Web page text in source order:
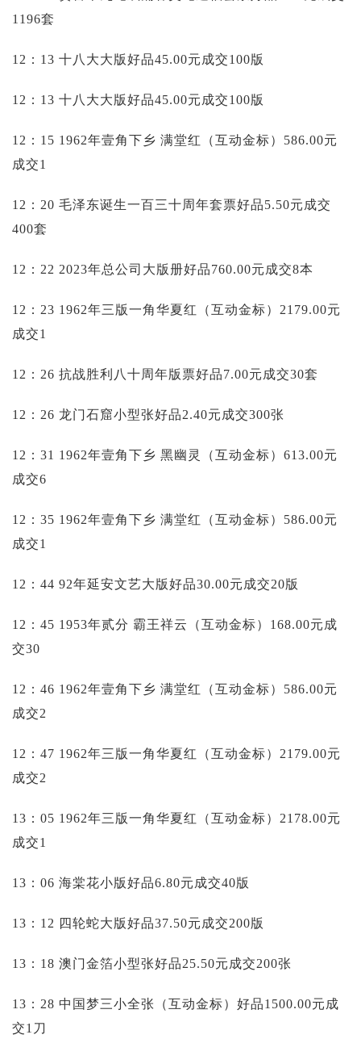
1196套
12：13 十八大大版好品45.00元成交100版
12：13 十八大大版好品45.00元成交100版
12：15 1962年壹角下乡 满堂红（互动金标）586.00元
成交1
12：20 毛泽东诞生一百三十周年套票好品5.50元成交
400套
12：22 2023年总公司大版册好品760.00元成交8本
12：23 1962年三版一角华夏红（互动金标）2179.00元
成交1
12：26 抗战胜利八十周年版票好品7.00元成交30套
12：26 龙门石窟小型张好品2.40元成交300张
12：31 1962年壹角下乡 黑幽灵（互动金标）613.00元
成交6
12：35 1962年壹角下乡 满堂红（互动金标）586.00元
成交1
12：44 92年延安文艺大版好品30.00元成交20版
12：45 1953年贰分 霸王祥云（互动金标）168.00元成
交30
12：46 1962年壹角下乡 满堂红（互动金标）586.00元
成交2
12：47 1962年三版一角华夏红（互动金标）2179.00元
成交2
13：05 1962年三版一角华夏红（互动金标）2178.00元
成交1
13：06 海棠花小版好品6.80元成交40版
13：12 四轮蛇大版好品37.50元成交200版
13：18 澳门金箔小型张好品25.50元成交200张
13：28 中国梦三小全张（互动金标）好品1500.00元成
交1刀